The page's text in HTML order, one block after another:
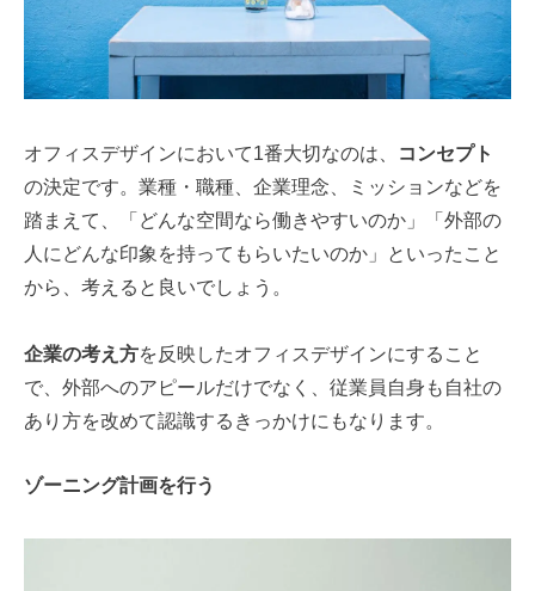
オフィスデザインにおいて1番大切なのは、
コンセプト
の決定です。業種・職種、企業理念、ミッションなどを
踏まえて、「どんな空間なら働きやすいのか」「外部の
人にどんな印象を持ってもらいたいのか」といったこと
から、考えると良いでしょう。
企業の考え方を反映したオフィスデザインにすること
で、外部へのアピールだけでなく、従業員自身も自社の
あり方を改めて認識するきっかけにもなります。
ゾーニング計画を行う